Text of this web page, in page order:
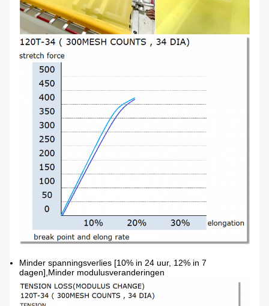
Minder spanningsverlies [10% in 24 uur, 12% in 7
dagen],Minder modulusveranderingen